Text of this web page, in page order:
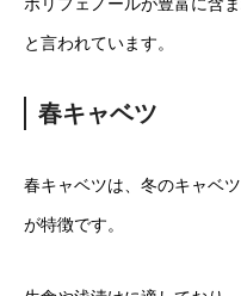
と言われています。
春キャベツ
春キャベツは、冬のキャベ
が特徴です。